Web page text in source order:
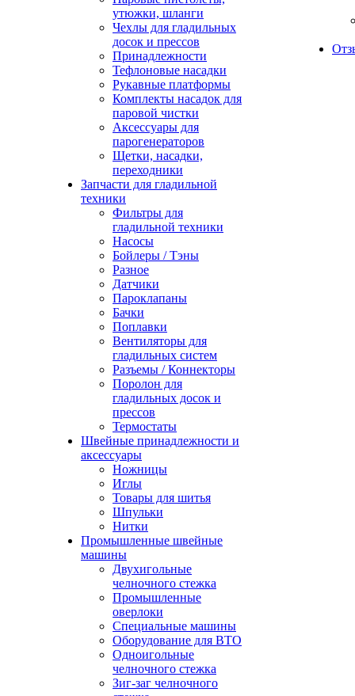
утюжки, шланги
Чехлы для гладильных
досок и прессов
Принадлежности
Тефлоновые насадки
Рукавные платформы
Комплекты насадок для
паровой чистки
Аксессуары для
парогенераторов
Щетки, насадки,
переходники
Запчасти для гладильной
техники
Фильтры для
гладильной техники
Насосы
Бойлеры / Тэны
Разное
Датчики
Пароклапаны
Бачки
Поплавки
Вентиляторы для
гладильных систем
Разъемы / Коннекторы
Поролон для
гладильных досок и
прессов
Термостаты
Швейные принадлежности и
аксессуары
Ножницы
Иглы
Товары для шитья
Шпульки
Нитки
Промышленные швейные
машины
Двухигольные
челночного стежка
Промышленные
оверлоки
Специальные машины
Оборудование для ВТО
Одноигольные
челночного стежка
Зиг-заг челночного